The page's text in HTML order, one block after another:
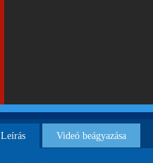
Leírás Videó beágyazása